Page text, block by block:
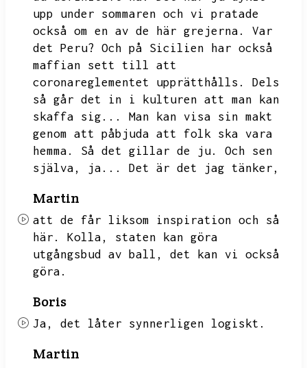
upp under sommaren och vi pratade
också om en av de här grejerna.
Var
det Peru? Och på Sicilien har också
maffian sett till att
coronareglementet upprätthålls.
Dels
så går det in i kulturen att man kan
skaffa sig...
Man kan visa sin makt
genom att påbjuda att folk ska vara
hemma.
Så det gillar de ju.
Och sen
själva,
ja... Det är det jag tänker,
Martin
att de får liksom inspiration och så
här.
Kolla,
staten kan göra
utgångsbud av ball,
det kan vi också
göra.
Boris
Ja, det låter synnerligen logiskt.
Martin